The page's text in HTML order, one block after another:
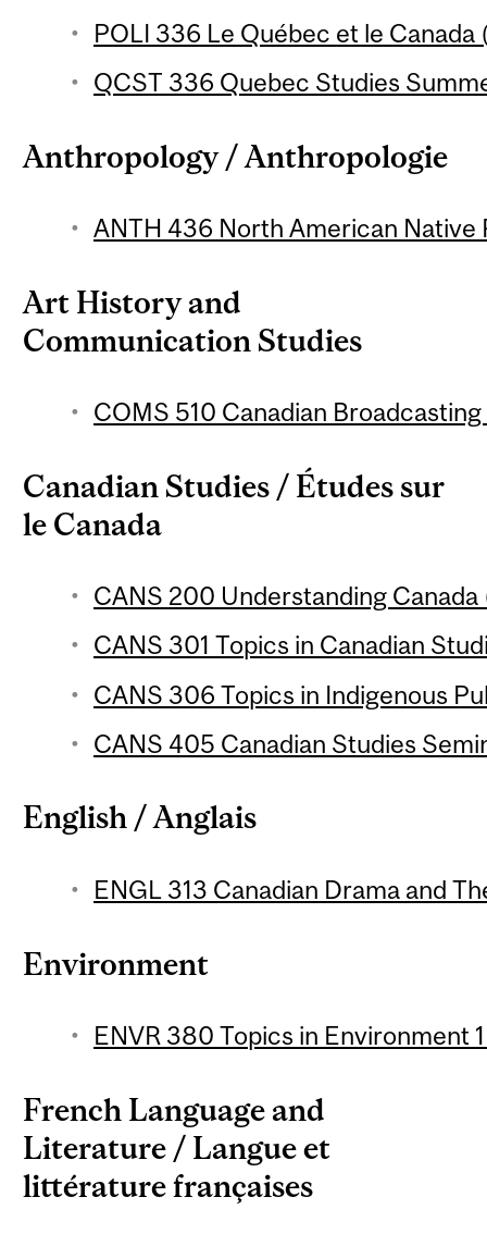
POLI 336 Le Québec et le
QCST 336 Quebec Studies
Anthropology / Anthropologie
ANTH 436 North American Native
Art History and
Communication Studies
COMS 510 Canadian
Canadian Studies / Études sur
le Canada
CANS 200 Understanding
CANS 301 Topics in Canadian
CANS 306 Topics in Indigenous
CANS 405 Canadian Studies
English / Anglais
ENGL 313 Canadian Drama and
Environment
ENVR 380 Topics in Environment
French Language and
Literature / Langue et
littérature françaises